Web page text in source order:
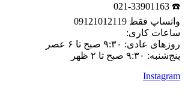
☎️ 021-33901163
واتساپ فقط 09121012119
ساعات کاری:
روزهای عادی: ۹:۳۰ صبح تا ۶ عصر
پنج‌شنبه: ۹:۳۰ صبح تا ۲ ظهر
Instagram